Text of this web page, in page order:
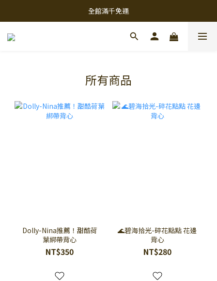
全館滿千免運
所有商品
Dolly-Nina推薦！甜酷荷
葉綁帶背心
NT$350
🌊碧海拾光-碎花點點 花邊
背心
NT$280